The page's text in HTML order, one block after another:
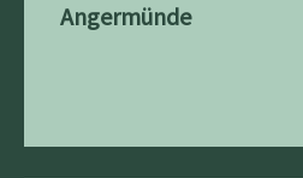
Angermünde